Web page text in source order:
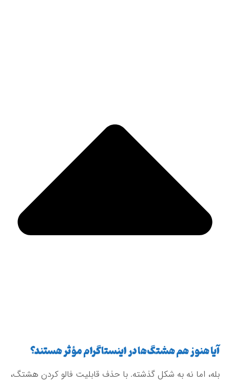
آیا هنوز هم هشتگ‌ها در اینستاگرام مؤثر هستند؟
بله، اما نه به شکل گذشته. با حذف قابلیت فالو کردن هشتگ،